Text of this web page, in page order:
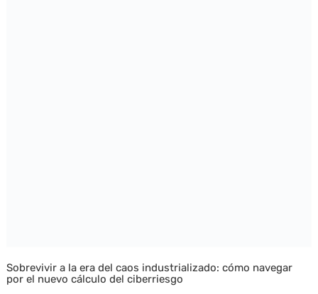
Sobrevivir a la era del caos industrializado: cómo navegar
por el nuevo cálculo del ciberriesgo